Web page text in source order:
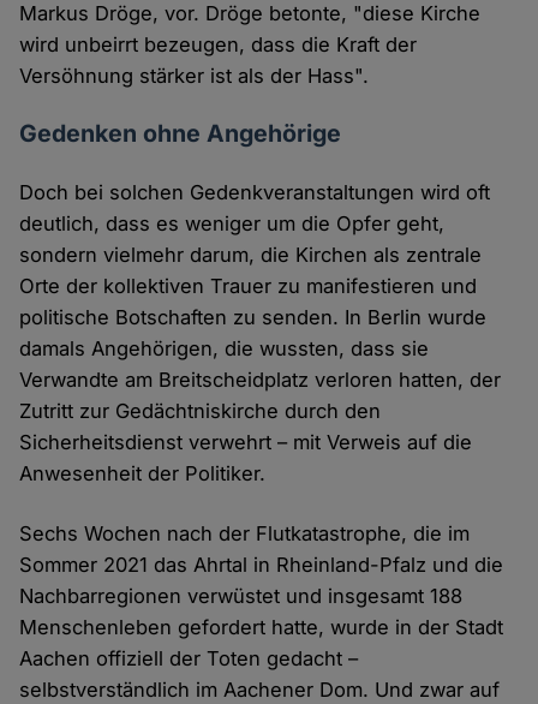
Markus Dröge, vor. Dröge betonte, "diese Kirche
wird unbeirrt bezeugen, dass die Kraft der
Versöhnung stärker ist als der Hass".
Gedenken ohne Angehörige
Doch bei solchen Gedenkveranstaltungen wird oft
deutlich, dass es weniger um die Opfer geht,
sondern vielmehr darum, die Kirchen als zentrale
Orte der kollektiven Trauer zu manifestieren und
politische Botschaften zu senden. In Berlin wurde
damals Angehörigen, die wussten, dass sie
Verwandte am Breitscheidplatz verloren hatten, der
Zutritt zur Gedächtniskirche durch den
Sicherheitsdienst verwehrt – mit Verweis auf die
Anwesenheit der Politiker.
Sechs Wochen nach der Flutkatastrophe, die im
Sommer 2021 das Ahrtal in Rheinland-Pfalz und die
Nachbarregionen verwüstet und insgesamt 188
Menschenleben gefordert hatte, wurde in der Stadt
Aachen offiziell der Toten gedacht –
selbstverständlich im Aachener Dom. Und zwar auf